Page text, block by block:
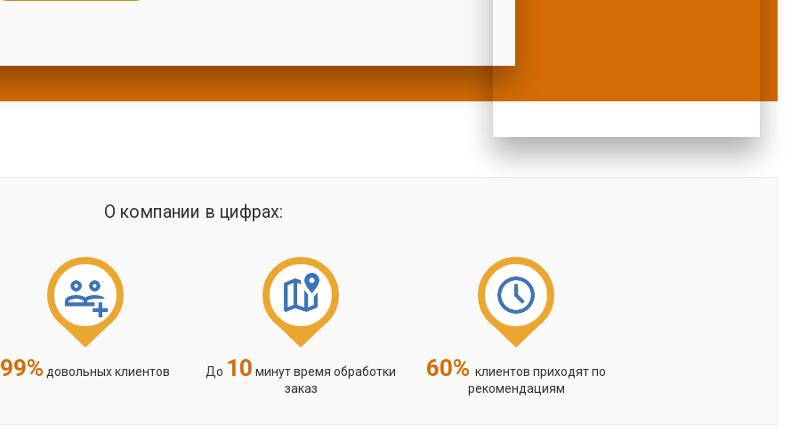
О компании в цифрах:
99% довольных клиентов До 10 минут время обработки
заказ
60%клиентов приходят по
рекомендациям